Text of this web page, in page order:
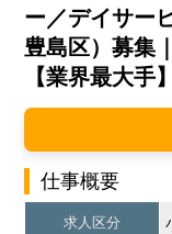
ー／デイサー
豊島区）募集
【業界最大手】
仕事概要
求人区分